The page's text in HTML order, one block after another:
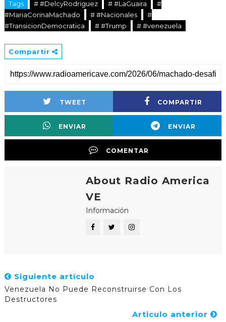
Tags # #DelcyRodriguez # #LaGuaira
#
#MariaCorinaMachado
# #Nacionales
#
#TransicionDemocratica
# #Trump # #venezuela
Compartir
TWEET COMPARTIR
ENVIAR ENVIAR
COMENTAR
About Radio America
VE
Información
Siguiente artículo
Venezuela No Puede Reconstruirse Con Los
Destructores
Articulo anterior